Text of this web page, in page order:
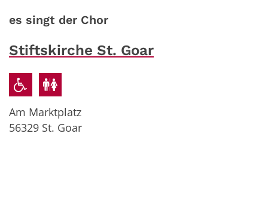
es singt der Chor
Stiftskirche St. Goar
Am Marktplatz
56329 St. Goar